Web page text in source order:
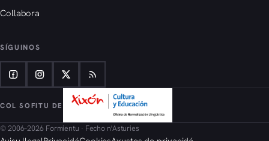
Collabora
SÍGUINOS
COL SOFITU DE
© 2006–2026 Formientu · Fecho n'Asturies